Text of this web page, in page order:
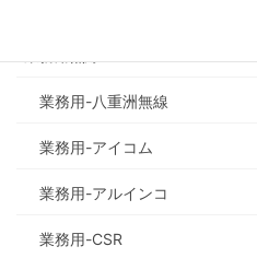
業務用-八重洲無線
業務用-アイコム
業務用-アルインコ
業務用-CSR